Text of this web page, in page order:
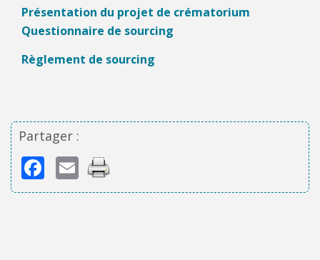
Présentation du projet de crématorium
Questionnaire de sourcing
Règlement de sourcing
Partager :
Facebook
Email